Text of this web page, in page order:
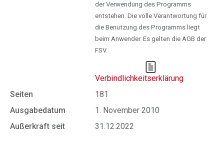
der Verwendung des Programms
entstehen. Die volle Verantwortung für
die Benutzung des Programms liegt
beim Anwender. Es gelten die AGB der
FSV.
Verbindlichkeitserklärung
Seiten
181
Ausgabedatum
1. November 2010
Außerkraft seit
31.12.2022